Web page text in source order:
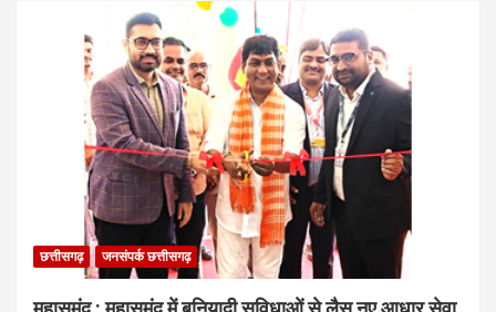
छत्तीसगढ़ जनसंपर्क छत्तीसगढ़